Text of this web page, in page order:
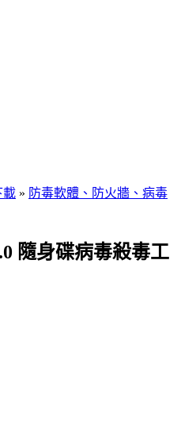
載 » 防毒軟體、防火牆、病毒
隨身碟病毒殺毒工